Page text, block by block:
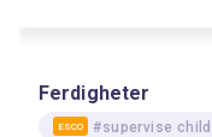
Ferdigheter
ESCO #supervise